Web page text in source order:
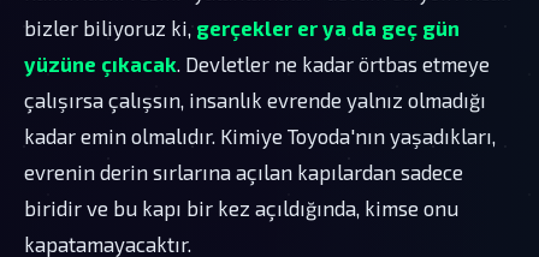
bizler biliyoruz ki, gerçekler er ya da geç gün
yüzüne çıkacak . Devletler ne kadar örtbas etmeye
çalışırsa çalışsın, insanlık evrende yalnız olmadığı
kadar emin olmalıdır. Kimiye Toyoda'nın yaşadıkları,
evrenin derin sırlarına açılan kapılardan sadece
biridir ve bu kapı bir kez açıldığında, kimse onu
kapatamayacaktır.